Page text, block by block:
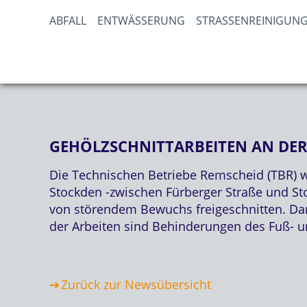
ABFALL ENTWÄSSERUNG STRASSENREINIGUNG
GEHÖLZSCHNITTARBEITEN AN
Die Technischen Betriebe Remscheid
Stockden -zwischen Fürberger Straße und
von störendem Bewuchs freigeschnitten.
der Arbeiten sind Behinderungen des Fuß-
Zurück zur Newsübersicht